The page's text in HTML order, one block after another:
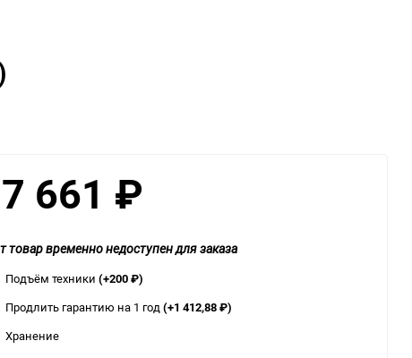
661 ₽
товар временно недоступен для заказа
Подъём техники (+200₽)
Продлить гарантию на 1 год(+1 412,88₽)
Хранение